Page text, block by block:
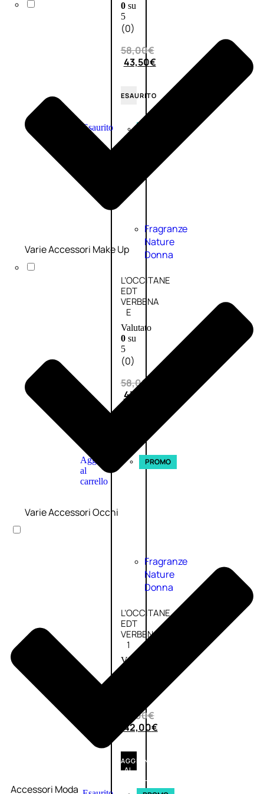
0su
5
(0)
58,00€
43,50€
ESAURITO
Esaurito
Fragranze
Nature
Donna
L’OCCITANE
EDT
VERBENA
E
Valutato
0su
5
(0)
58,00
43,50
Aggiungi
al
carrello
PROMO
Fragranze
Nature
Donna
L’OCCITANE
EDT
VERBENA
1
Valutato
56,00€
42,00€
AGGIUNGI
AL
CARRELLO
Varie Accessori Make Up
Varie Accessori Occhi
Accessori Moda